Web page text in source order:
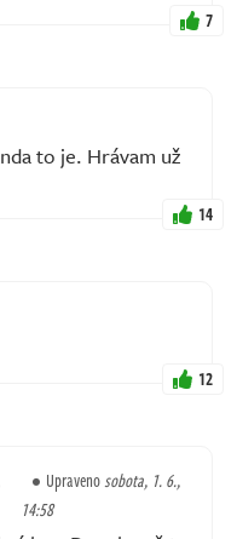
7
to je. Hrávam už
14
12
Upravenosobota, 1. 6.,
14:58